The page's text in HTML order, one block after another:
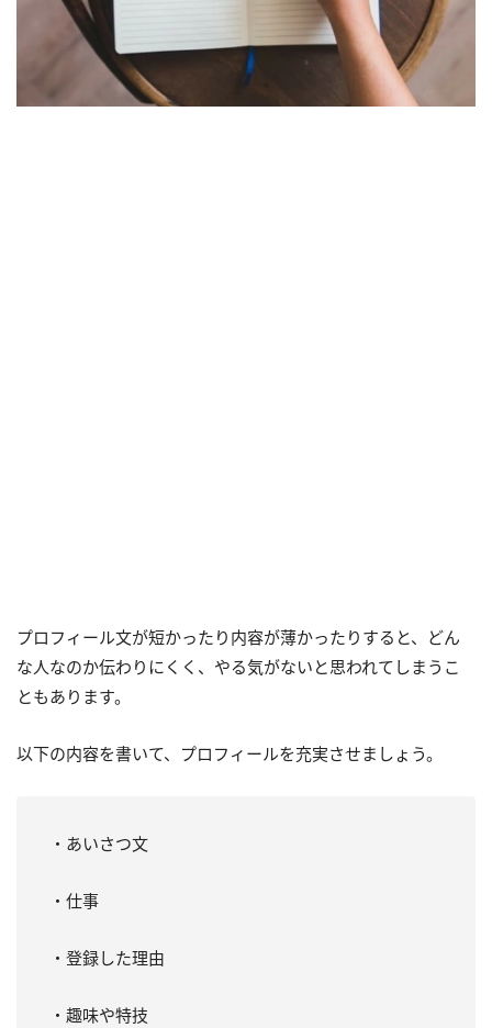
プロフィール文が短かったり内容が薄かったりすると、どん
な人なのか伝わりにくく、やる気がないと思われてしまうこ
ともあります。
以下の内容を書いて、プロフィールを充実させましょう。
・あいさつ文
・仕事
・登録した理由
・趣味や特技